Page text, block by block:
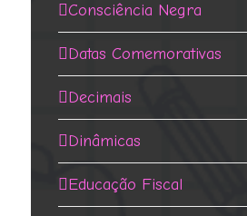
Consciência Negra
Datas Comemorativas
Decimais
Dinâmicas
Educação Fiscal